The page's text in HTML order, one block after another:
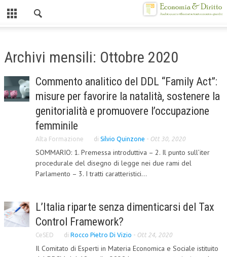
CHI SIAMO
MISSION
CENTRO STUDI
ORGANIZZAZIONE
DIREZIONE SCIENTIFICA
ALTA FORMAZIONE
Archivi mensili: Ottobre 2020
Commento analitico del DDL “Family Act”:
misure per favorire la natalità, sostenere la
genitorialità e promuovere l’occupazione
femminile
Alta Formazione di Silvio Quinzone - Ott 30, 2020
SOMMARIO: 1. Premessa introduttiva – 2. Il punto sull’iter
procedurale del disegno di legge nei due rami del
Parlamento – 3. I tratti caratteristici...
L’Italia riparte senza dimenticarsi del Tax
Control Framework?
CeSED di Rocco Pietro Di Vizio - Ott 24, 2020
Il Comitato di Esperti in Materia Economica e Sociale istituito